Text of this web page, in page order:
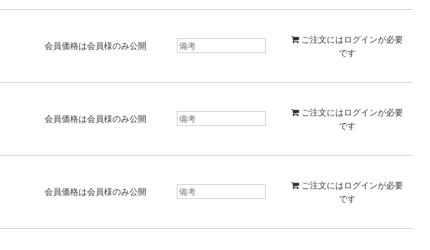
会員価格は会員様のみ公開
ご注文には ログインが必要
です
会員価格は会員様のみ公開
ご注文には ログインが必要
です
会員価格は会員様のみ公開
ご注文には ログインが必要
です